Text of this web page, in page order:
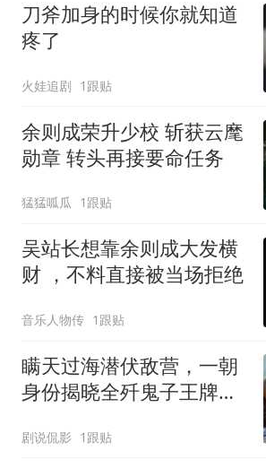
刀斧加身的时候你就知道
疼了
火娃追剧 1跟贴
余则成荣升少校 斩获云麾
勋章 转头再接要命任务
猛猛呱瓜 1跟贴
吴站长想靠余则成大发横
财 ，不料直接被当场拒绝
音乐人物传 1跟贴
瞒天过海潜伏敌营，一朝
身份揭晓全歼鬼子王牌部
剧说侃影 1跟贴